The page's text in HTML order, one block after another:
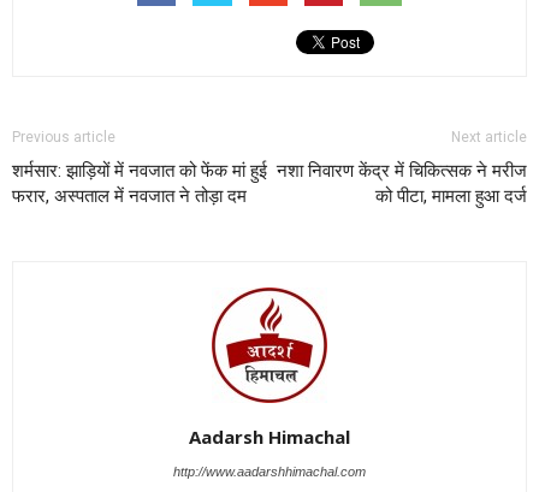
Previous article
शर्मसार: झाड़ियों में नवजात को फेंक मां हुई
फरार, अस्पताल में नवजात ने तोड़ा दम
Next article
नशा निवारण केंद्र में चिकित्सक ने मरीज
को पीटा, मामला हुआ दर्ज
Aadarsh Himachal
http://www.aadarshhimachal.com